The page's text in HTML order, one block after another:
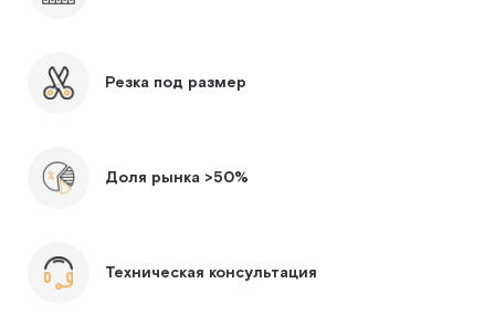
Резка под размер
Доля рынка >50%
Техническая консультация